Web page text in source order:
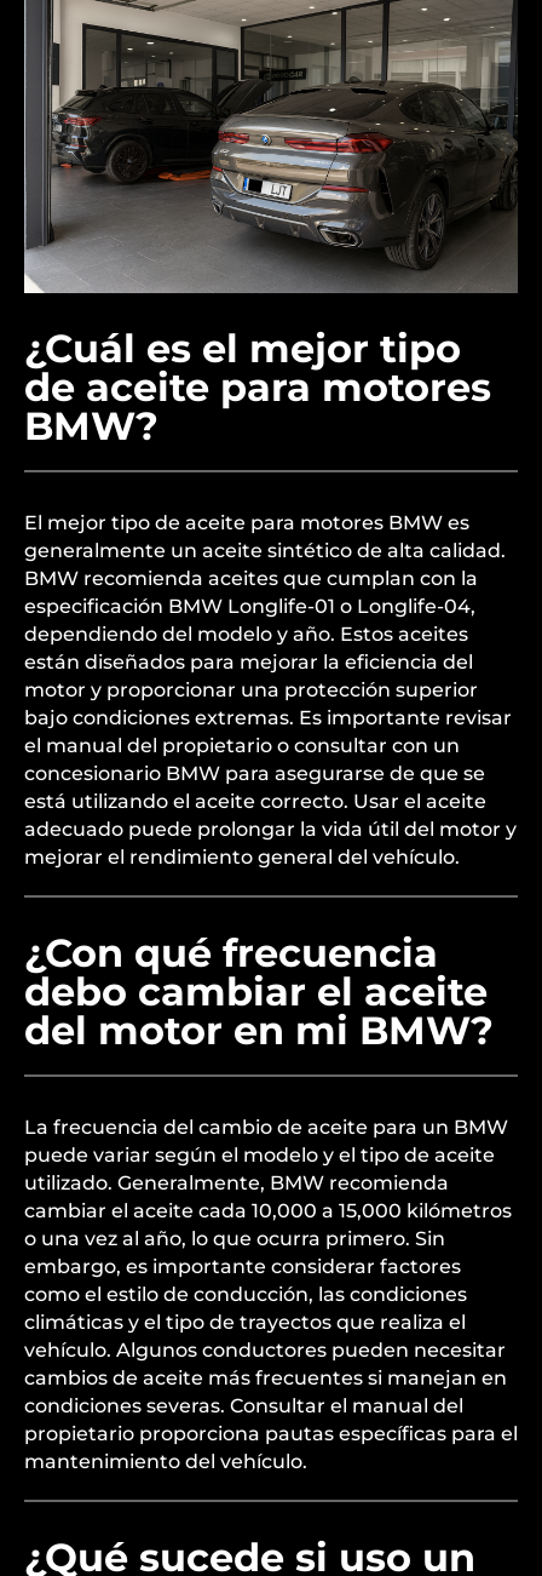
¿Cuál es el mejor tipo
de aceite para motores
BMW?
El mejor tipo de aceite para motores BMW es
generalmente un aceite sintético de alta calidad.
BMW recomienda aceites que cumplan con la
especificación BMW Longlife-01 o Longlife-04,
dependiendo del modelo y año. Estos aceites
están diseñados para mejorar la eficiencia del
motor y proporcionar una protección superior
bajo condiciones extremas. Es importante revisar
el manual del propietario o consultar con un
concesionario BMW para asegurarse de que se
está utilizando el aceite correcto. Usar el aceite
adecuado puede prolongar la vida útil del motor y
mejorar el rendimiento general del vehículo.
¿Con qué frecuencia
debo cambiar el aceite
del motor en mi BMW?
La frecuencia del cambio de aceite para un BMW
puede variar según el modelo y el tipo de aceite
utilizado. Generalmente, BMW recomienda
cambiar el aceite cada 10,000 a 15,000 kilómetros
o una vez al año, lo que ocurra primero. Sin
embargo, es importante considerar factores
como el estilo de conducción, las condiciones
climáticas y el tipo de trayectos que realiza el
vehículo. Algunos conductores pueden necesitar
cambios de aceite más frecuentes si manejan en
condiciones severas. Consultar el manual del
propietario proporciona pautas específicas para el
mantenimiento del vehículo.
¿Qué sucede si uso un